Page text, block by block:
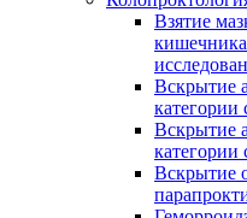
Взятие
кишечника
Вскрытие
категории
Вскрытие
категории
Вскрытие